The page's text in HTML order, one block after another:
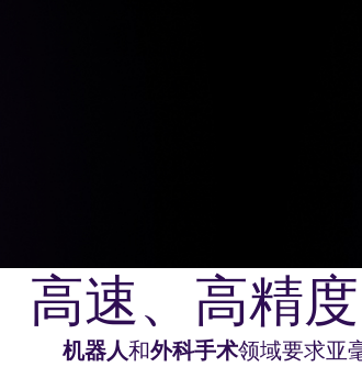
高速、高精
机器人和外科手术领域要求亚